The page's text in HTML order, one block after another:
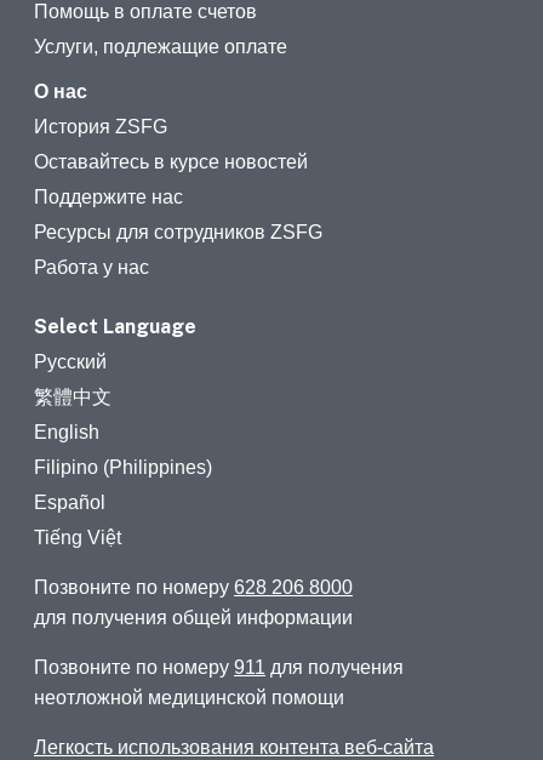
Помощь в оплате счетов
Услуги, подлежащие оплате
О нас
История ZSFG
Оставайтесь в курсе новостей
Поддержите нас
Ресурсы для сотрудников ZSFG
Работа у нас
Select Language
Русский
繁體中文
English
Filipino (Philippines)
Español
Tiếng Việt
Позвоните по номеру 628 206 8000
для получения общей информации
Позвоните по номеру 911 для получения
неотложной медицинской помощи
Легкость использования контента веб-сайта